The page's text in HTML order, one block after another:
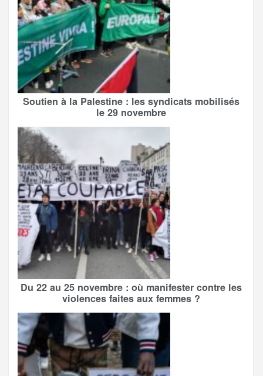
Soutien à la Palestine : les syndicats mobilisés
le 29 novembre
Du 22 au 25 novembre : où manifester contre les
violences faites aux femmes ?